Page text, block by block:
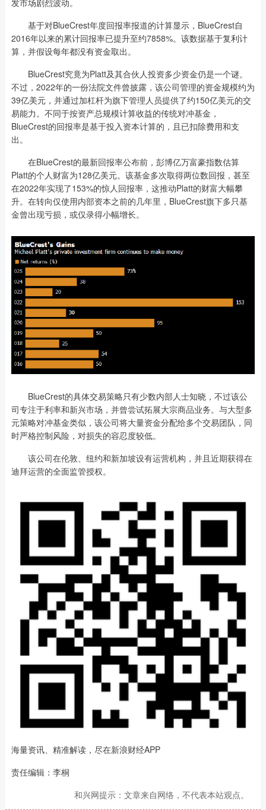
基于对BlueCrest年度回报率报道的计算显示，BlueCrest自
2016年以来的累计回报率已提升至约7858%。该数据基于复利计
算，并假设每年都没有资金取出。
BlueCrest究竟为Platt及其合伙人投资多少资金仍是一个谜。
不过，2022年的一份法院文件曾披露，该公司管理的资金规模约为
39亿美元，并通过加杠杆为旗下管理人员提供了约150亿美元的交
易能力。不同于按资产总规模计算收益的传统对冲基金，
BlueCrest的回报率是基于投入资本计算的，且已扣除费用和支
出。
在BlueCrest的最新回报率公布前，彭博亿万富豪指数估算
Platt的个人财富为128亿美元。该基金多次取得两位数回报，甚至
在2022年实现了153%的惊人回报率，这推动Platt的财富大幅攀
升。在转向仅使用内部资本之前的几年里，BlueCrest旗下多只基
金曾出现亏损，或仅录得小幅增长。
BlueCrest的具体交易策略只有少数内部人士知晓，不过该公
司专注于利率和新兴市场，并曾尝试拓展大宗商品业务。与大型多
元策略对冲基金类似，该公司将大量资金分配给多个交易团队，同
时严格控制风险，对损失的容忍度较低。
该公司在伦敦、纽约和新加坡设有运营机构，并且近期获得在
迪拜运营的全面监管授权。
海量资讯、精准解读，尽在新浪财经APP
责任编辑：李桐
和兴网提示：文章来自网络，不代表本站观点。